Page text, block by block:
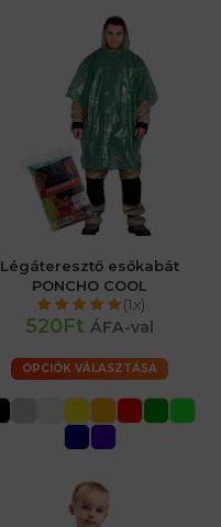
Légáteresztő esőkabát
PONCHO COOL
(1x)
520Ft ÁFA-val
OPCIÓK VÁLASZTÁSA